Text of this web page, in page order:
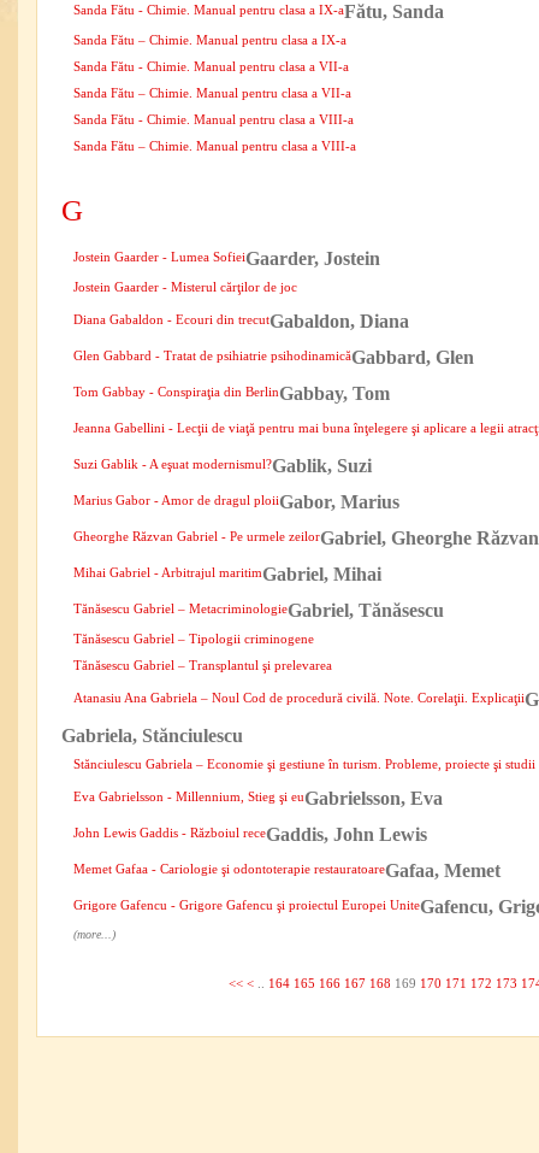
Fătu, Sanda
Sanda Fătu - Chimie. Manual pentru clasa a IX-a
Sanda Fătu – Chimie. Manual pentru clasa a IX-a
Sanda Fătu - Chimie. Manual pentru clasa a VII-a
Sanda Fătu – Chimie. Manual pentru clasa a VII-a
Sanda Fătu - Chimie. Manual pentru clasa a VIII-a
Sanda Fătu – Chimie. Manual pentru clasa a VIII-a
G
Gaarder, Jostein
Jostein Gaarder - Lumea Sofiei
Jostein Gaarder - Misterul cărţilor de joc
Gabaldon, Diana
Diana Gabaldon - Ecouri din trecut
Gabbard, Glen
Glen Gabbard - Tratat de psihiatrie psihodinamică
Gabbay, Tom
Tom Gabbay - Conspiraţia din Berlin
Jeanna Gabellini - Lecţii de viaţă pentru mai buna înţelegere şi aplicare a legii
Gablik, Suzi
Suzi Gablik - A eşuat modernismul?
Gabor, Marius
Marius Gabor - Amor de dragul ploii
Gabriel, Gheorghe Răzvan
Gheorghe Răzvan Gabriel - Pe urmele zeilor
Gabriel, Mihai
Mihai Gabriel - Arbitrajul maritim
Gabriel, Tănăsescu
Tănăsescu Gabriel – Metacriminologie
Tănăsescu Gabriel – Tipologii criminogene
Tănăsescu Gabriel – Transplantul şi prelevarea
Atanasiu Ana Gabriela – Noul Cod de procedură civilă. Note. Corelaţii. Explicaţii
Gabriela, Stănciulescu
Stănciulescu Gabriela – Economie şi gestiune în turism. Probleme, proiecte şi studii
Gabrielsson, Eva
Eva Gabrielsson - Millennium, Stieg şi eu
Gaddis, John Lewis
John Lewis Gaddis - Războiul rece
Gafaa, Memet
Memet Gafaa - Cariologie şi odontoterapie restauratoare
Gafencu,
Grigore Gafencu - Grigore Gafencu şi proiectul Europei Unite
(more...)
<< <.. 164 165 166 167 168 169 170 171 172 173